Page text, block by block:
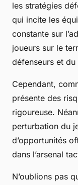
les stratégies
qui incite les
constante sur
joueurs sur le
défenseurs et
Cependant,
présente des
rigoureuse.
perturbation du
d’opportunités
dans l’arsenal
N’oublions pas